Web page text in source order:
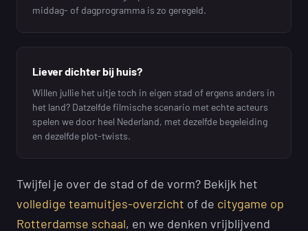
middag- of dagprogramma is zo geregeld.
Liever dichter bij huis?
Willen jullie het uitje toch in eigen stad of ergens anders in
het land? Datzelfde filmische scenario met echte acteurs
spelen we door heel Nederland, met dezelfde begeleiding
en dezelfde plot-twists.
Twijfel je over de stad of de vorm? Bekijk het
volledige teamuitjes-overzicht of de citygame op
Rotterdamse schaal, en we denken vrijblijvend